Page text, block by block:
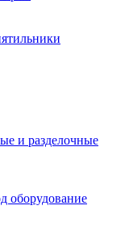
и разделочные
оборудование